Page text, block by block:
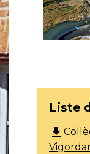
Liste
file_download